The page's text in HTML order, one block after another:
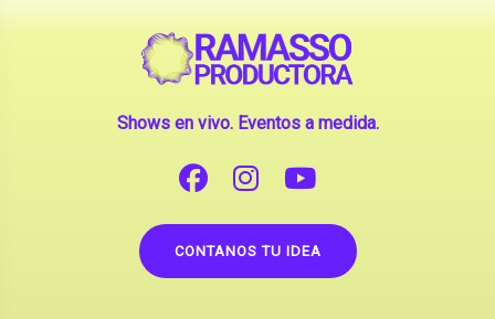
Shows en vivo. Eventos a medida.
CONTANOS TU IDEA